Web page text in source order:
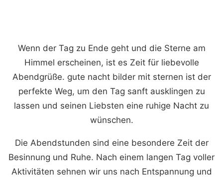
Wenn der Tag zu Ende geht und die Sterne am
Himmel erscheinen, ist es Zeit für liebevolle
Abendgrüße. gute nacht bilder mit sternen ist der
perfekte Weg, um den Tag sanft ausklingen zu
lassen und seinen Liebsten eine ruhige Nacht zu
wünschen.
Die Abendstunden sind eine besondere Zeit der
Besinnung und Ruhe. Nach einem langen Tag voller
Aktivitäten sehnen wir uns nach Entspannung und